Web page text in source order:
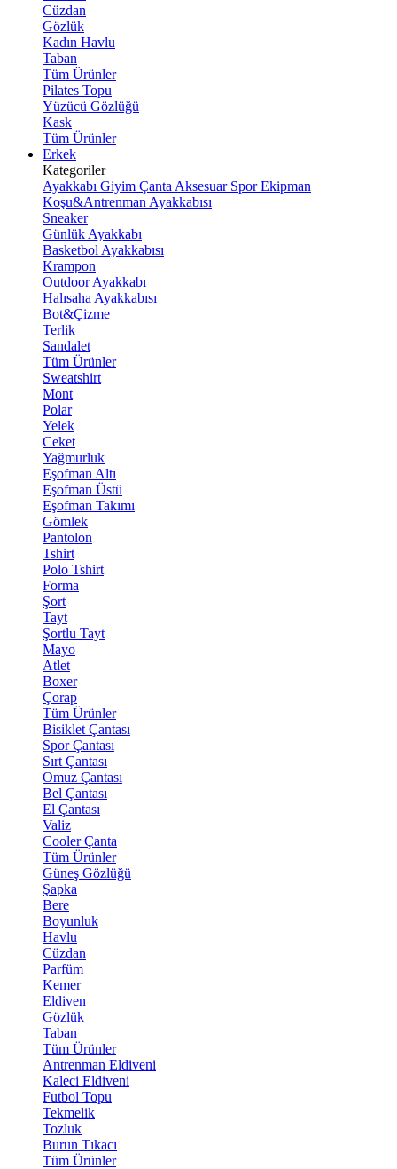
Cüzdan
Gözlük
Kadın Havlu
Taban
Tüm Ürünler
Pilates Topu
Yüzücü Gözlüğü
Kask
Tüm Ürünler
Erkek
Kategoriler
Ayakkabı Giyim Çanta Aksesuar Spor Ekipman
Koşu&Antrenman Ayakkabısı
Sneaker
Günlük Ayakkabı
Basketbol Ayakkabısı
Krampon
Outdoor Ayakkabı
Halısaha Ayakkabısı
Bot&Çizme
Terlik
Sandalet
Tüm Ürünler
Sweatshirt
Mont
Polar
Yelek
Ceket
Yağmurluk
Eşofman Altı
Eşofman Üstü
Eşofman Takımı
Gömlek
Pantolon
Tshirt
Polo Tshirt
Forma
Şort
Tayt
Şortlu Tayt
Mayo
Atlet
Boxer
Çorap
Tüm Ürünler
Bisiklet Çantası
Spor Çantası
Sırt Çantası
Omuz Çantası
Bel Çantası
El Çantası
Valiz
Cooler Çanta
Tüm Ürünler
Güneş Gözlüğü
Şapka
Bere
Boyunluk
Havlu
Cüzdan
Parfüm
Kemer
Eldiven
Gözlük
Taban
Tüm Ürünler
Antrenman Eldiveni
Kaleci Eldiveni
Futbol Topu
Tekmelik
Tozluk
Burun Tıkacı
Tüm Ürünler